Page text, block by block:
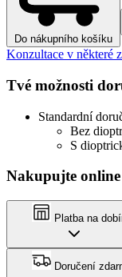
Do nákupního košíku
Konzultace v některé
Tvé možnosti
Standardní
Bez
S
Nakupujte
Platba na
Doručení